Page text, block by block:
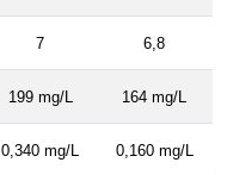
7 6,8
199 mg/L 164 mg/L
0,340 mg/L 0,160 mg/L